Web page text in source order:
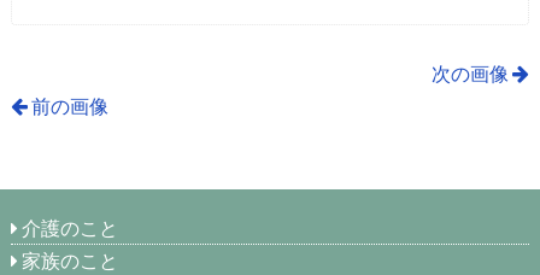
次の画像
前の画像
介護のこと
家族のこと